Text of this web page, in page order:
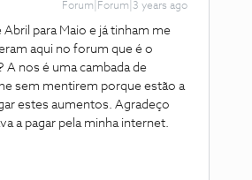
Forum|Forum|3 years ago
para Maio e já tinham me
aqui no forum que é o
A nos é uma cambada de
sem mentirem porque estão a
estes aumentos. Agradeço
a pagar pela minha internet.